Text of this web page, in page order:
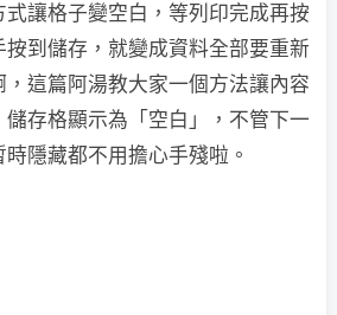
讓格子變空白，等列印完成再按
到儲存，就變成資料全部要重新
這篇阿湯教大家一個方法讓內容
存格顯示為「空白」，不管下一
隱藏都不用擔心手殘啦。